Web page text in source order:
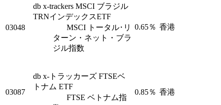
03048
db x-trackers MSCI ブラジル
TRNインデックスETF
MSCI トータル･リ
ターン・ネット・ブラ
ジル指数
0.65％ 香港
03087
db x-トラッカーズ FTSEベ
トナム ETF
FTSE ベトナム指
0.85％ 香港